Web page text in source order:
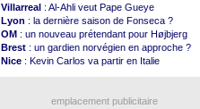
Villarreal : Al-Ahli veut Pape Gueye
Lyon : la dernière saison de Fonseca ?
OM : un nouveau prétendant pour Højbjerg
Brest : un gardien norvégien en approche ?
Nice : Kevin Carlos va partir en Italie
: Mangala prêté à Getafe (officiel)
emplacement publicitaire